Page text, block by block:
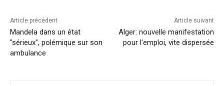
k
Article précédent
Mandela dans un état
"sérieux", polémique sur son
ambulance
Article suivant
Alger: nouvelle manifestation
pour l'emploi, vite dispersée